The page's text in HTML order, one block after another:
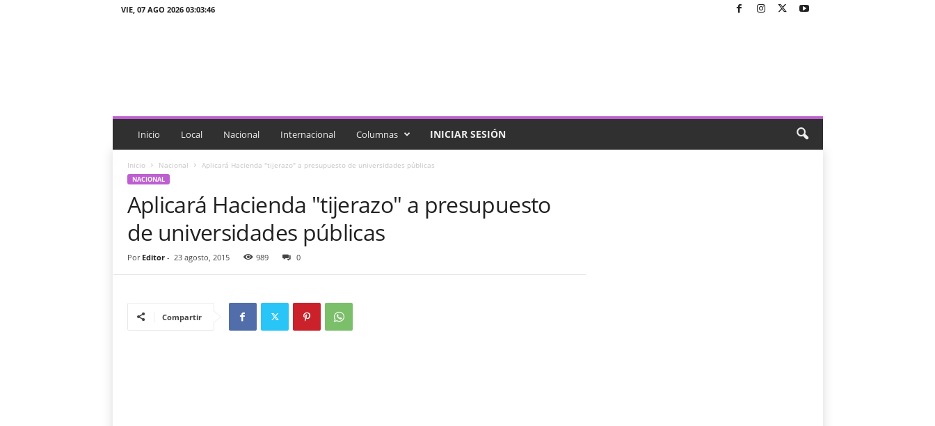
VIE, 07 AGO 2026 03:03:46
c
a
Inicio Local Nacional Internacional Columnas INICIAR SESIÓN
Inicio Nacional Aplicará Hacienda "tijerazo" a presupuesto de universidades públicas
NACIONAL
Aplicará Hacienda "tijerazo" a presupuesto
de universidades públicas
Por Editor- 23 agosto, 2015 989 0
Compartir